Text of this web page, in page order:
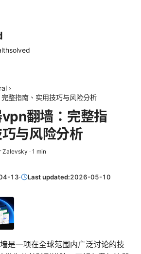
›
整指南、实用技巧与风险分析
翻墙：完整指
与风险分析
Zalevsky · 1 min
13· Last updated:2026-05-10
是一项在全球范围内广泛讨论的技